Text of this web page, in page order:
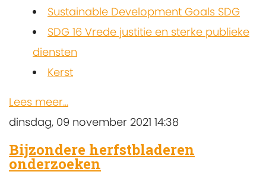
Sustainable Development Goals SDG
SDG 16 Vrede justitie en sterke publieke
diensten
Kerst
Lees meer...
dinsdag, 09 november 2021 14:38
Bijzondere herfstbladeren
onderzoeken